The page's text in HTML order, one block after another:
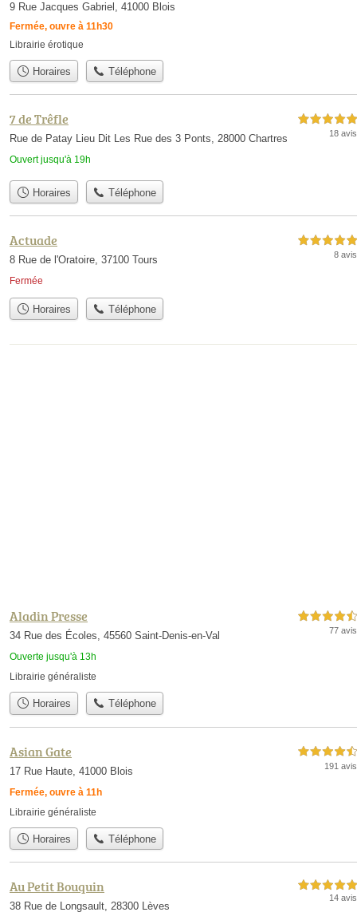
9 Rue Jacques Gabriel, 41000 Blois
Fermée, ouvre à 11h30
Librairie érotique
Horaires Téléphone
7 de Trêfle
Rue de Patay Lieu Dit Les Rue des 3 Ponts, 28000 Chartres
Ouvert jusqu'à 19h
5,0 étoiles sur 5
18 avis
Horaires Téléphone
Actuade
8 Rue de l'Oratoire, 37100 Tours
Fermée
5,0 étoiles sur 5
8 avis
Horaires Téléphone
Aladin Presse
34 Rue des Écoles, 45560 Saint-Denis-en-Val
Ouverte jusqu'à 13h
4,5 étoiles sur 5
77 avis
Librairie généraliste
Horaires Téléphone
Asian Gate
17 Rue Haute, 41000 Blois
Fermée, ouvre à 11h
4,5 étoiles sur 5
191 avis
Librairie généraliste
Horaires Téléphone
Au Petit Bouquin
38 Rue de Longsault, 28300 Lèves
5,0 étoiles sur 5
14 avis